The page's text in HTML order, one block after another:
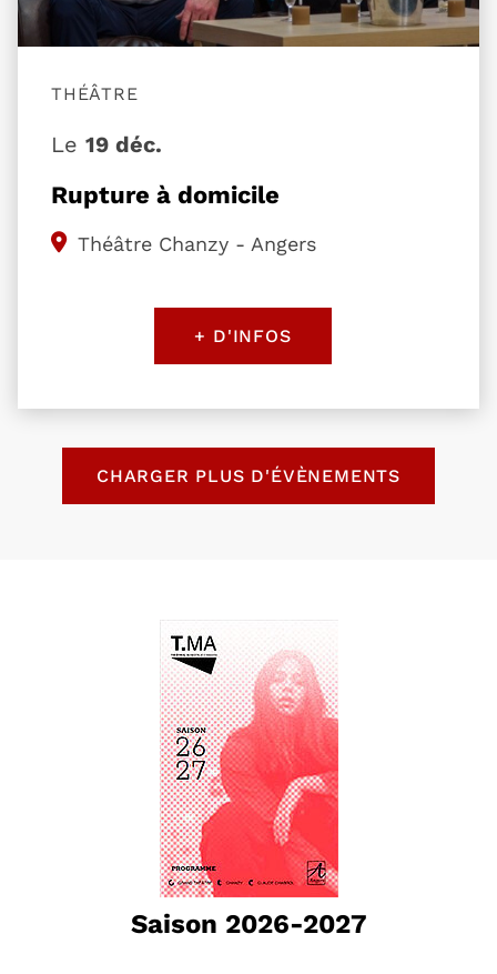
Rupture à domicile
THÉÂTRE
Le 19 déc.
Théâtre Chanzy - Angers
+ D'INFOS
CHARGER PLUS D'ÉVÈNEMENTS
Saison 2026-2027